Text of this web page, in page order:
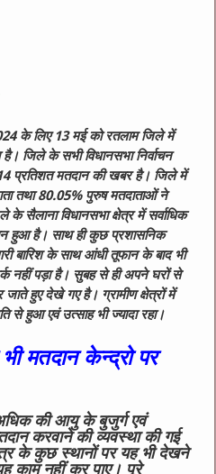
के लिए 13 मई को रतलाम जिले में
जिले के सभी विधानसभा निर्वाचन
प्रतिशत मतदान की खबर है। जिले में
तथा 80.05% पुरुष मतदाताओं ने
के सैलाना विधानसभा क्षेत्र में सर्वाधिक
हुआ है। साथ ही कुछ प्रशासनिक
बारिश के साथ आंधी तूफान के बाद भी
नहीं पड़ा है। सुबह से ही अपने घरों से
हुए देखे गए है। ग्रामीण क्षेत्रों में
से हुआ एवं उत्साह भी ज्यादा रहा।
मतदान केन्द्रो पर
अधिक की आयु के बुजुर्ग एवं
करवाने की व्यवस्था की गई
के कुछ स्थानों पर यह भी देखने
काम नहीं कर पाए। पूरे